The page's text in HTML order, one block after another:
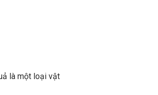
là một loại vật